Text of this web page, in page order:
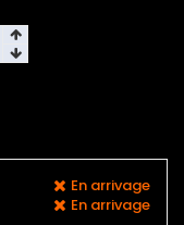
En arrivage
En arrivage